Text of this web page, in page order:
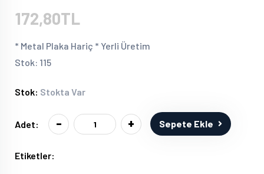
172,80TL
* Metal Plaka Hariç * Yerli Üretim
Stok: 115
Stok: Stokta Var
Adet: - + Sepete Ekle
Etiketler: